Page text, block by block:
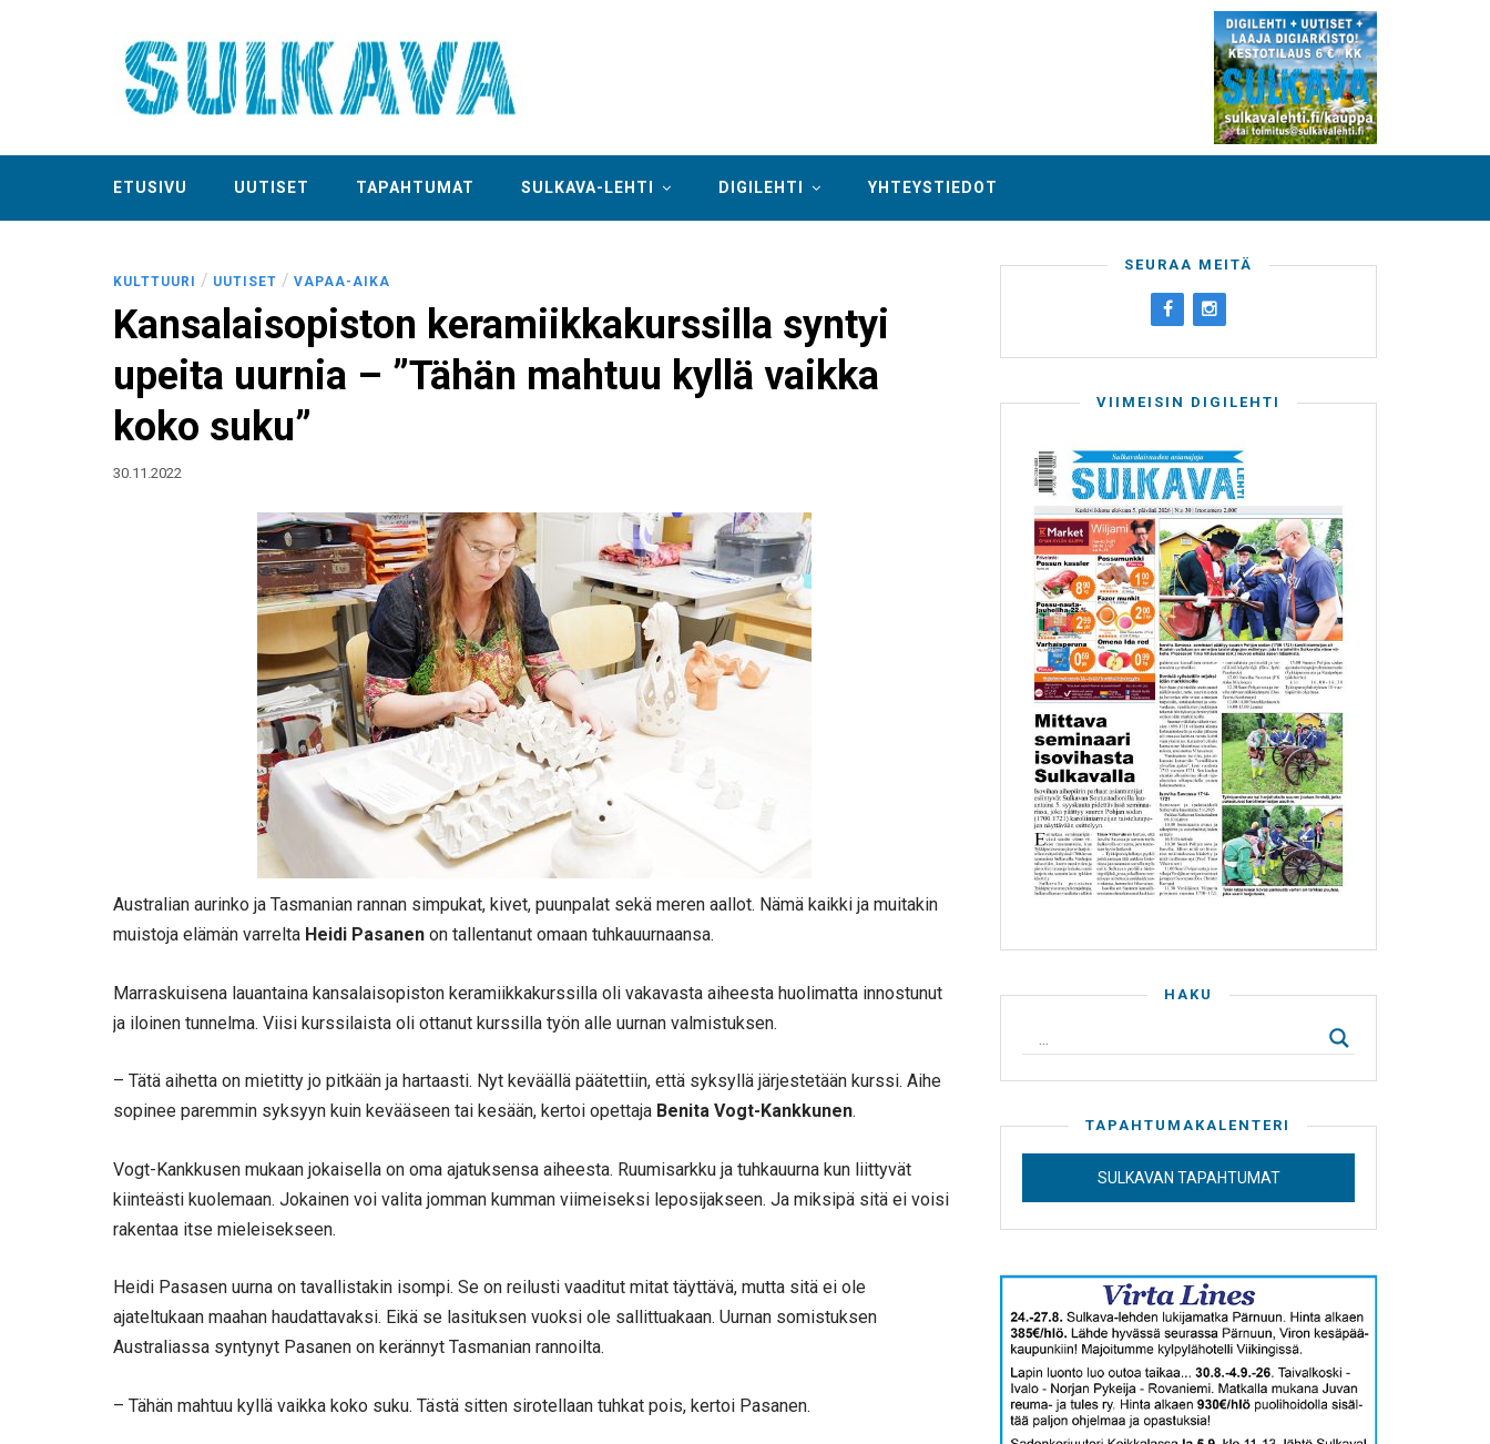
ETUSIVU UUTISET TAPAHTUMAT SULKAVA-LEHTI DIGILEHTI YHTEYSTIEDOT
KULTTUURI / UUTISET / VAPAA-AIKA
Kansalaisopiston keramiikkakurssilla syntyi
upeita uurnia – ”Tähän mahtuu kyllä vaikka
koko suku”
30.11.2022
Australian aurinko ja Tasmanian rannan simpukat, kivet, puunpalat sekä meren aallot. Nämä kaikki ja muitakin
muistoja elämän varrelta Heidi Pasanen on tallentanut omaan tuhkauurnaansa.
Marraskuisena lauantaina kansalaisopiston keramiikkakurssilla oli vakavasta aiheesta huolimatta innostunut
ja iloinen tunnelma. Viisi kurssilaista oli ottanut kurssilla työn alle uurnan valmistuksen.
– Tätä aihetta on mietitty jo pitkään ja hartaasti. Nyt keväällä päätettiin, että syksyllä järjestetään kurssi. Aihe
sopinee paremmin syksyyn kuin kevääseen tai kesään, kertoi opettaja Benita Vogt-Kankkunen.
Vogt-Kankkusen mukaan jokaisella on oma ajatuksensa aiheesta. Ruumisarkku ja tuhkauurna kun liittyvät
kiinteästi kuolemaan. Jokainen voi valita jomman kumman viimeiseksi leposijakseen. Ja miksipä sitä ei voisi
rakentaa itse mieleisekseen.
Heidi Pasasen uurna on tavallistakin isompi. Se on reilusti vaaditut mitat täyttävä, mutta sitä ei ole
ajateltukaan maahan haudattavaksi. Eikä se lasituksen vuoksi ole sallittuakaan. Uurnan somistuksen
Australiassa syntynyt Pasanen on kerännyt Tasmanian rannoilta.
– Tähän mahtuu kyllä vaikka koko suku. Tästä sitten sirotellaan tuhkat pois, kertoi Pasanen.
SEURAA MEITÄ
VIIMEISIN DIGILEHTI
HAKU
TAPAHTUMAKALENTERI
SULKAVAN TAPAHTUMAT